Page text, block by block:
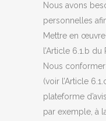
Nous avons
personnelles
Mettre en
l’Article 6.1.b du
Nous
(voir l’Article
plateforme
par exemple, à